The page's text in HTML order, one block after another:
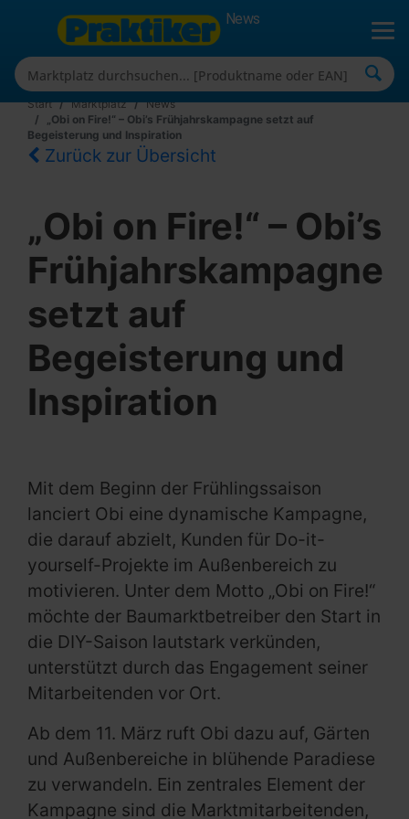
News
Start Marktplatz
News
„Obi on Fire!“ – Obi’s Frühjahrskampagne setzt auf
Begeisterung und Inspiration
Zurück zur Übersicht
„Obi on Fire!“ – Obi’s
Frühjahrskampagne
setzt auf
Begeisterung und
Inspiration
Mit dem Beginn der Frühlingssaison
lanciert Obi eine dynamische Kampagne,
die darauf abzielt, Kunden für Do-it-
yourself-Projekte im Außenbereich zu
motivieren. Unter dem Motto „Obi on Fire!“
möchte der Baumarktbetreiber den Start in
die DIY-Saison lautstark verkünden,
unterstützt durch das Engagement seiner
Mitarbeitenden vor Ort.
Ab dem 11. März ruft Obi dazu auf, Gärten
und Außenbereiche in blühende Paradiese
zu verwandeln. Ein zentrales Element der
Kampagne sind die Marktmitarbeitenden,